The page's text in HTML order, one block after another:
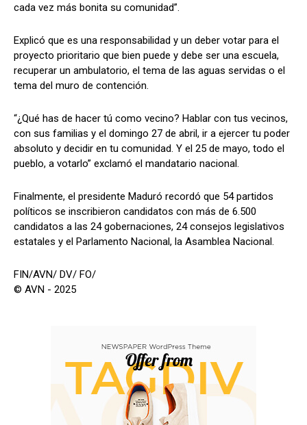
cada vez más bonita su comunidad”.
Explicó que es una responsabilidad y un deber votar para el
proyecto prioritario que bien puede y debe ser una escuela,
recuperar un ambulatorio, el tema de las aguas servidas o el
tema del muro de contención.
“¿Qué has de hacer tú como vecino? Hablar con tus vecinos,
con sus familias y el domingo 27 de abril, ir a ejercer tu poder
absoluto y decidir en tu comunidad. Y el 25 de mayo, todo el
pueblo, a votarlo” exclamó el mandatario nacional.
Finalmente, el presidente Maduró recordó que 54 partidos
políticos se inscribieron candidatos con más de 6.500
candidatos a las 24 gobernaciones, 24 consejos legislativos
estatales y el Parlamento Nacional, la Asamblea Nacional.
FIN/AVN/ DV/ FO/
© AVN - 2025